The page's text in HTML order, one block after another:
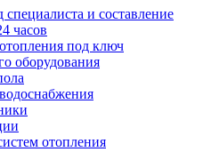
и составление
часов
под ключ
оборудования
отопления